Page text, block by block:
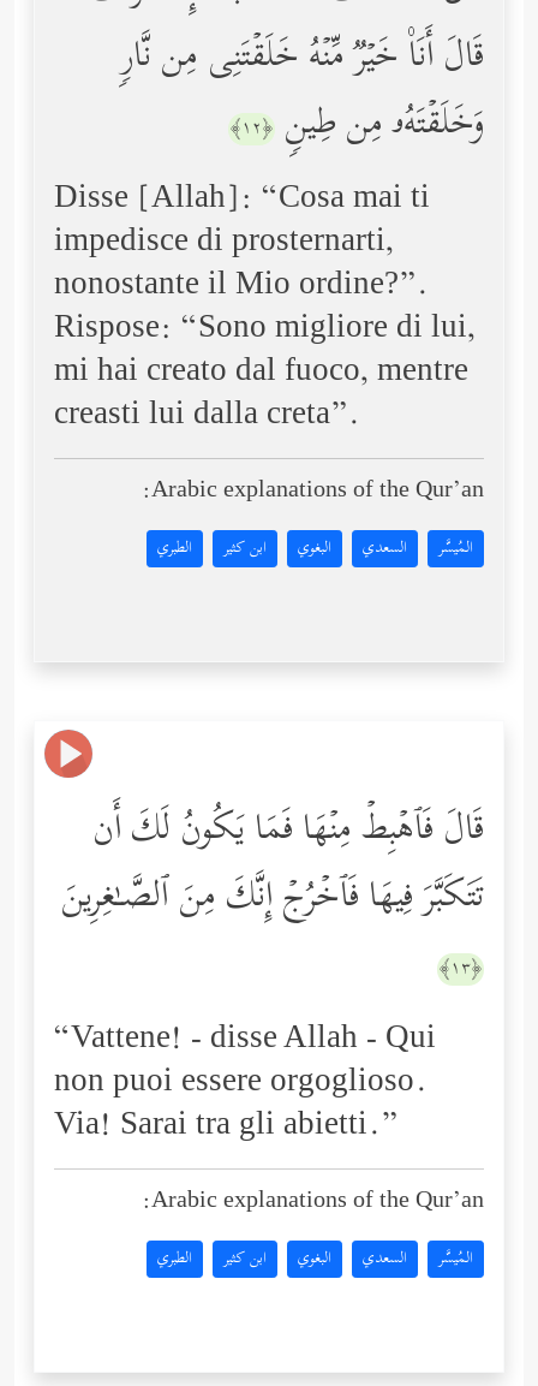
قَالَ أَنَا۠ خَیۡرࣱ مِّنۡهُ خَلَقۡتَنِی مِن نَّارࣲ
وَخَلَقۡتَهُۥ مِن طِینࣲ ﴿١٢﴾
Disse [Allah]: “Cosa mai ti
impedisce di prosternarti,
nonostante il Mio ordine?”.
Rispose: “Sono migliore di lui,
mi hai creato dal fuoco, mentre
creasti lui dalla creta”.
Arabic explanations of the Qur’an:
المُيسَّر السعدي البغوي ابن كثير الطبري
قَالَ فَٱهۡبِطۡ مِنۡهَا فَمَا یَكُونُ لَكَ أَن
تَتَكَبَّرَ فِیهَا فَٱخۡرُجۡ إِنَّكَ مِنَ ٱلصَّـٰغِرِینَ
﴿١٣﴾
“Vattene! - disse Allah - Qui
non puoi essere orgoglioso.
Via! Sarai tra gli abietti.”
Arabic explanations of the Qur’an:
المُيسَّر السعدي البغوي ابن كثير الطبري